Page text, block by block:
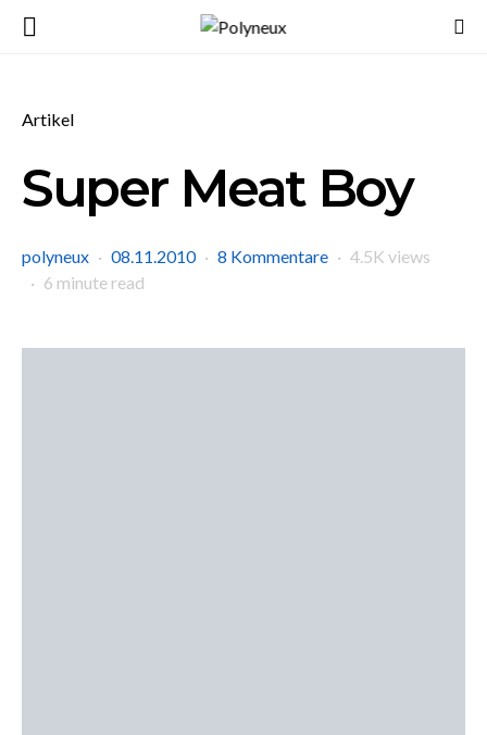
Artikel
Super Meat Boy
polyneux 08.11.2010 8 Kommentare
4.5K views
6 minute read